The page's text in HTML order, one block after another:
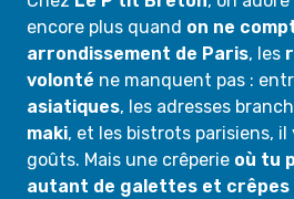
encore plus quand on ne
arrondissement de Paris, les
volonté ne manquent pas :
asiatiques, les adresses
maki, et les bistrots parisiens, il
goûts. Mais une crêperie où tu
autant de galettes et crêpes